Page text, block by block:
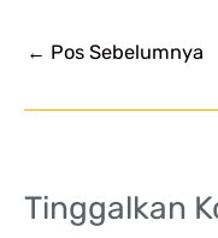
← Pos Sebelumnya
Tinggalkan